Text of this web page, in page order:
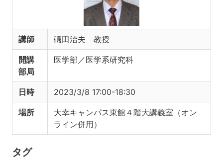
講師 礒田治夫 教授
開講
部局
医学部／医学系研究科
日時 2023/3/8 17:00-18:30
場所
大幸キャンパス東館４階大講義室（オン
ライン併用）
タグ